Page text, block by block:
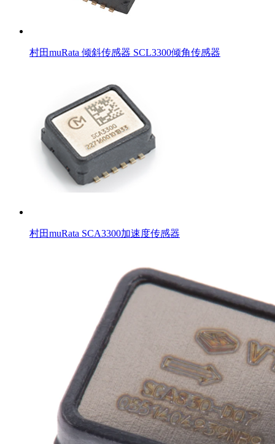
村田muRata 倾斜传感器 SCL3300倾角传感器
村田muRata SCA3300加速度传感器